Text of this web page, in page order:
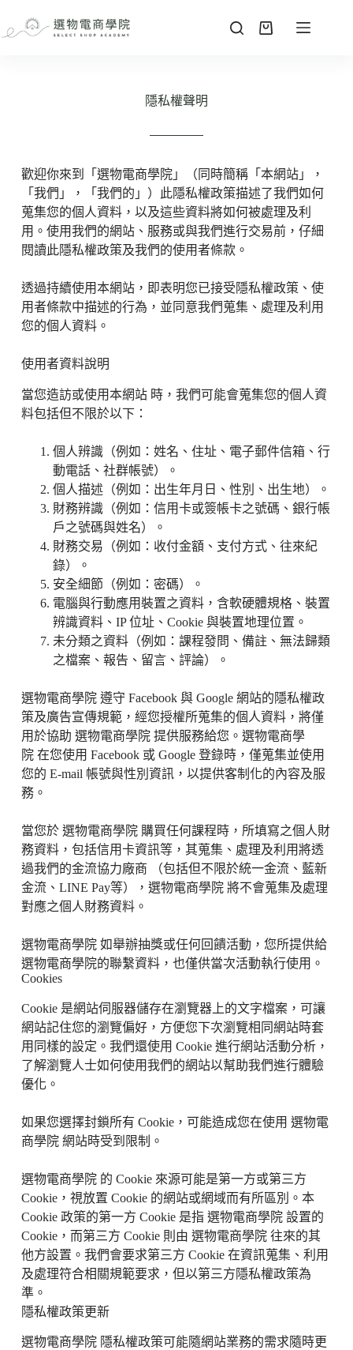
隱私權聲明
歡迎你來到「選物電商學院」（同時簡稱「本網站」，
「我們」，「我們的」）此隱私權政策描述了我們如何
蒐集您的個人資料，以及這些資料將如何被處理及利
用。使用我們的網站、服務或與我們進行交易前，仔細
閱讀此隱私權政策及我們的使用者條款。
透過持續使用本網站，即表明您已接受隱私權政策、使
用者條款中描述的行為，並同意我們蒐集、處理及利用
您的個人資料。
使用者資料說明
當您造訪或使用本網站時，我們可能會蒐集您的個人資
料包括但不限於以下：
個人辨識（例如：姓名、住址、電子郵件信箱、行
動電話、社群帳號）。
個人描述（例如：出生年月日、性別、出生地）。
財務辨識（例如：信用卡或簽帳卡之號碼、銀行帳
戶之號碼與姓名）。
財務交易（例如：收付金額、支付方式、往來紀
錄）。
安全細節（例如：密碼）。
電腦與行動應用裝置之資料，含軟硬體規格、裝置
辨識資料、IP 位址、Cookie 與裝置地理位置。
未分類之資料（例如：課程發問、備註、無法歸類
之檔案、報告、留言、評論）。
選物電商學院 遵守 Facebook 與 Google 網站的隱私權政
策及廣告宣傳規範，經您授權所蒐集的個人資料，將僅
用於協助 選物電商學院提供服務給您。 選物電商學
院 在您使用 Facebook 或 Google 登錄時，僅蒐集並使用
您的 E-mail 帳號與性別資訊，以提供客制化的內容及服
務。
當您於 選物電商學院購買任何課程時，所填寫之個人財
務資料，包括信用卡資訊等，其蒐集、處理及利用將透
過我們的金流協力廠商 （包括但不限於統一金流、藍新
金流、LINE Pay等）， 選物電商學院將不會蒐集及處理
對應之個人財務資料。
選物電商學院如舉辦抽獎或任何回饋活動，您所提供給
選物電商學院的聯繫資料，也僅供當次活動執行使用。
Cookies
Cookie 是網站伺服器儲存在瀏覽器上的文字檔案，可讓
網站記住您的瀏覽偏好，方便您下次瀏覽相同網站時套
用同樣的設定。我們還使用 Cookie 進行網站活動分析，
了解瀏覽人士如何使用我們的網站以幫助我們進行體驗
優化。
如果您選擇封鎖所有 Cookie，可能造成您在使用 選物電
商學院網站時受到限制。
選物電商學院的 Cookie 來源可能是第一方或第三方
Cookie，視放置 Cookie 的網站或網域而有所區別。本
Cookie 政策的第一方 Cookie 是指 選物電商學院 設置的
Cookie，而第三方 Cookie 則由 選物電商學院往來的其
他方設置。我們會要求第三方 Cookie 在資訊蒐集、利用
及處理符合相關規範要求，但以第三方隱私權政策為
準。
隱私權政策更新
選物電商學院隱私權政策可能隨網站業務的需求隨時更